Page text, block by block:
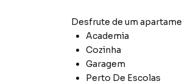
Desfrute de um
Academia
Cozinha
Garagem
Perto De Escolas